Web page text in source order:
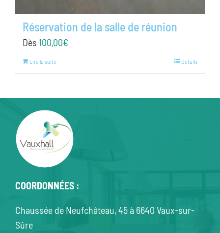
Réservation de la salle de réunion
Dès 100,00€
Lire la suite Details
COORDONNÉES :
Chaussée de Neufchâteau, 45 à 6640 Vaux-sur-
Sûre